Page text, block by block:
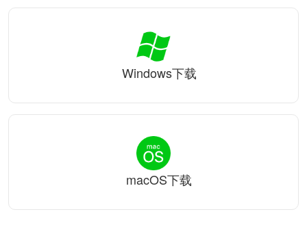
Windows下载
macOS下载